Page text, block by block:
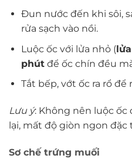
Đun nước đến khi sôi,
rửa sạch vào nồi.
Luộc ốc với lửa nhỏ (
phútđể ốc chín đều
Tắt bếp, vớt ốc ra rổ để
Lưu ý: Không nên luộc ốc
lại, mất độ giòn ngon đặc
Sơ chế trứng muối